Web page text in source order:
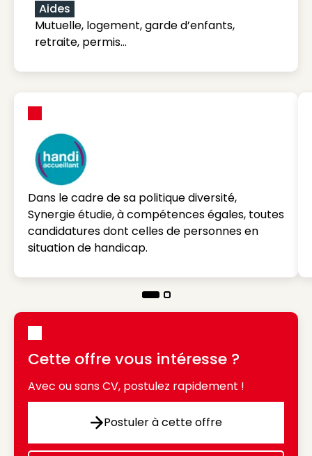
Aides
Mutuelle, logement, garde d’enfants,
retraite, permis…
Dans le cadre de sa politique diversité,
Synergie étudie, à compétences égales, toutes
candidatures dont celles de personnes en
situation de handicap.
Cette offre vous intéresse ?
Avec ou sans CV, postulez rapidement !
Postuler à cette offre
Postuler à cette offre